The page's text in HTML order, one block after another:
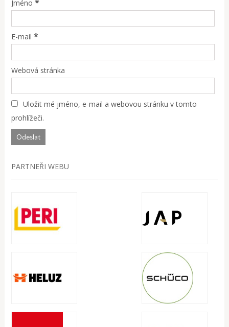
Jméno *
E-mail *
Webová stránka
Uložit mé jméno, e-mail a webovou stránku v tomto
prohlížeči.
PARTNEŘI WEBU